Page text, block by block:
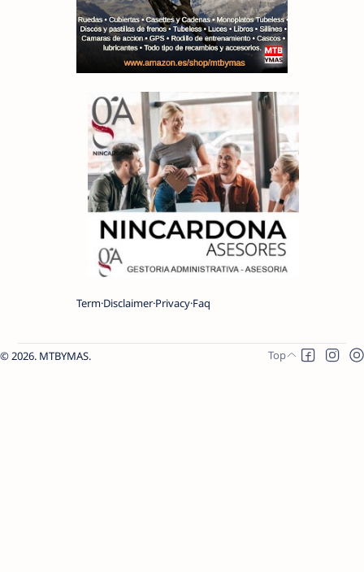
Term Disclaimer Privacy Faq
2026. MTBYMAS.